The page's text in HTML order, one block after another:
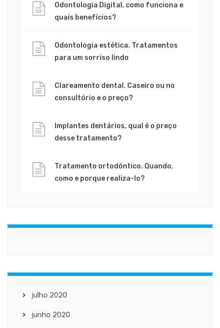
Odontologia Digital, como funciona e
quais benefícios?
Odontologia estética. Tratamentos
para um sorriso lindo
Clareamento dental. Caseiro ou no
consultório e o preço?
Implantes dentários, qual é o preço
desse tratamento?
Tratamento ortodôntico. Quando,
como e porque realiza-lo?
julho 2020
junho 2020